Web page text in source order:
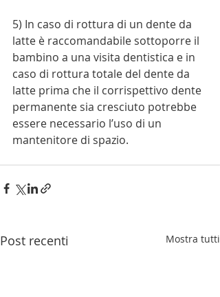
5) In caso di rottura di un dente da
latte è raccomandabile sottoporre il
bambino a una visita dentistica e in
caso di rottura totale del dente da
latte prima che il corrispettivo dente
permanente sia cresciuto potrebbe
essere necessario l’uso di un
mantenitore di spazio.
Post recenti Mostra tutti